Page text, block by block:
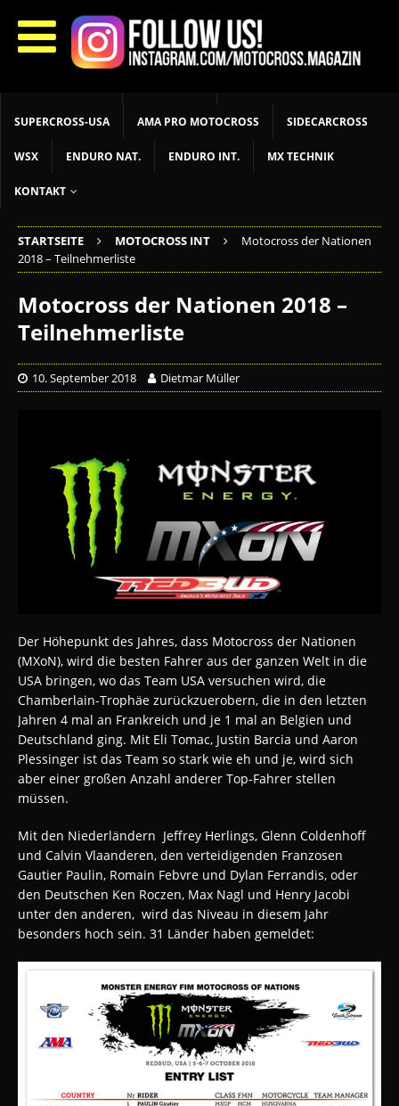
START LIVETIMING MX NEWS MX YOUTH
MX WOMEN MXGP ADAC MX MASTERS MOTOCROSS INT
SUPERCROSS-USA AMA PRO MOTOCROSS SIDECARCROSS
WSX ENDURO NAT. ENDURO INT. MX TECHNIK
KONTAKT
STARTSEITE MOTOCROSS INT
Motocross der Nationen
2018 – Teilnehmerliste
Motocross der Nationen 2018 –
Teilnehmerliste
10. September 2018 Dietmar Müller
Der Höhepunkt des Jahres, dass Motocross der Nationen
(MXoN), wird die besten Fahrer aus der ganzen Welt in die
USA bringen, wo das Team USA versuchen wird, die
Chamberlain-Trophäe zurückzuerobern, die in den letzten
Jahren 4 mal an Frankreich und je 1 mal an Belgien und
Deutschland ging. Mit Eli Tomac, Justin Barcia und Aaron
Plessinger ist das Team so stark wie eh und je, wird sich
aber einer großen Anzahl anderer Top-Fahrer stellen
müssen.
Mit den Niederländern Jeffrey Herlings, Glenn Coldenhoff
und Calvin Vlaanderen, den verteidigenden Franzosen
Gautier Paulin, Romain Febvre und Dylan Ferrandis, oder
den Deutschen Ken Roczen, Max Nagl und Henry Jacobi
unter den anderen, wird das Niveau in diesem Jahr
besonders hoch sein. 31 Länder haben gemeldet: